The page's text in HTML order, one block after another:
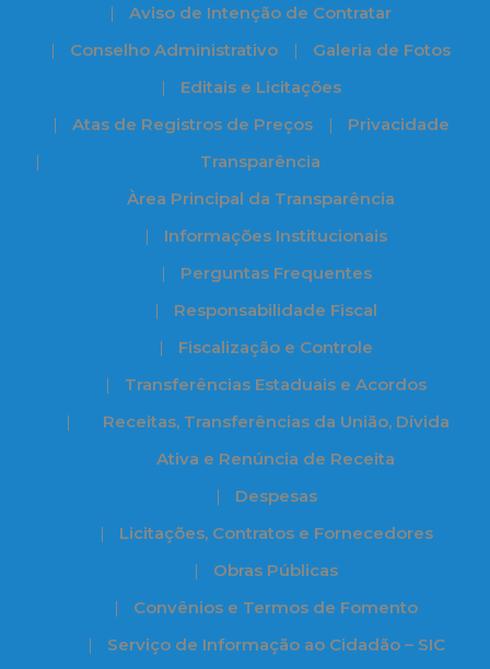
Aviso de Intenção de Contratar
Conselho Administrativo
Galeria de Fotos
Editais e Licitações
Atas de Registros de Preços
Privacidade
Transparência
Àrea Principal da Transparência
Informações Institucionais
Perguntas Frequentes
Responsabilidade Fiscal
Fiscalização e Controle
Transferências Estaduais e Acordos
Receitas, Transferências da União, Dívida
Ativa e Renúncia de Receita
Despesas
Licitações, Contratos e Fornecedores
Obras Públicas
Convênios e Termos de Fomento
Serviço de Informação ao Cidadão – SIC